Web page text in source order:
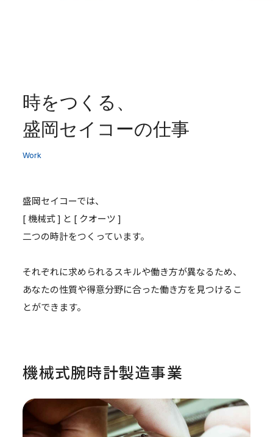
時をつくる、
盛岡セイコーの仕事
Work
盛岡セイコーでは、
[ 機械式 ] と [ クオーツ ]
二つの時計をつくっています。
それぞれに求められるスキルや働き方が異なるため、
あなたの性質や得意分野に合った働き方を見つけるこ
とができます。
機械式腕時計製造事業